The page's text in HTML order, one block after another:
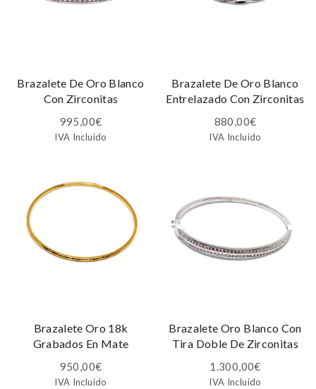
Brazalete De Oro Blanco
Con Zirconitas
995,00€
IVA Incluido
Brazalete De Oro Blanco
Entrelazado Con Zirconitas
880,00€
IVA Incluido
Brazalete Oro 18k
Grabados En Mate
950,00€
IVA Incluido
Brazalete Oro Blanco Con
Tira Doble De Zirconitas
1.300,00€
IVA Incluido